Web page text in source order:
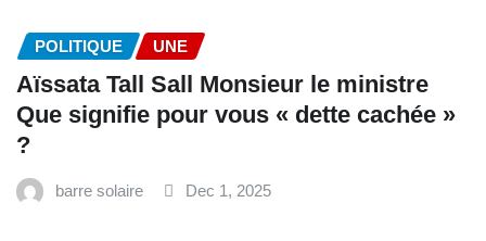
POLITIQUE UNE
Aïssata Tall Sall Monsieur le ministre
Que signifie pour vous « dette cachée »
?
barre solaire Dec 1, 2025